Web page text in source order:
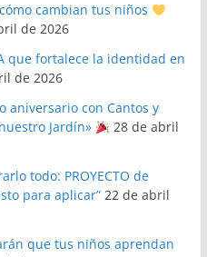
cambian tus niños
de 2026
que fortalece la identidad en
de 2026
aniversario con Cantos y
Jardín»
28 de abril
todo: PROYECTO de
para aplicar” 22 de abril
que tus niños aprendan